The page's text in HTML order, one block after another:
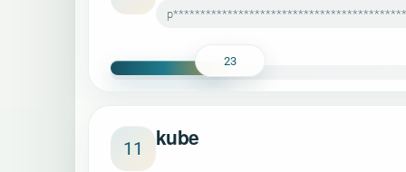
23
11 kube